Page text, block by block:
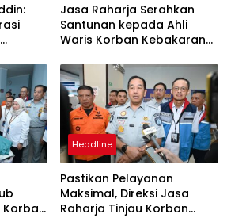
Jasa Raharja Serahkan
Santunan kepada Ahli
Waris Korban Kebakaran
Korban
Headline
Pastikan Pelayanan
Maksimal, Direksi Jasa
Raharja Tinjau Korban